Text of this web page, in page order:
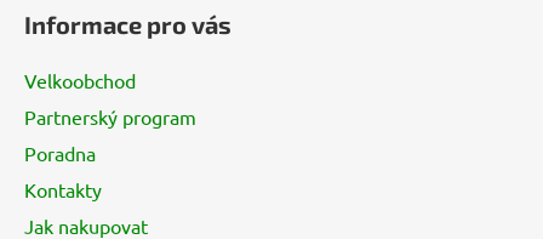
Informace pro vás
Velkoobchod
Partnerský program
Poradna
Kontakty
Jak nakupovat